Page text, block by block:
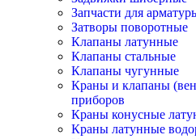
Запчасти для
Затворы поворотные
Клапаны латунные
Клапаны стальные
Клапаны чугунные
Краны и клапаны
приборов
Краны конусные
Краны латунные